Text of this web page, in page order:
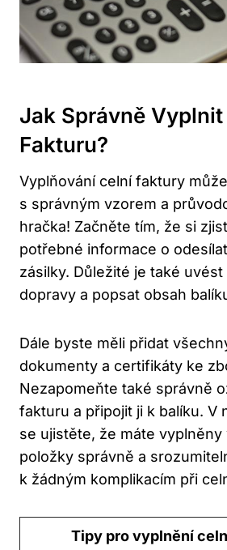
Jak Správně
Fakturu?
Vyplňování celní faktury
s správným vzorem a
hračka! Začněte tím, že si
potřebné informace o
zásilky. Důležité je také
dopravy a popsat obsah
Dále byste měli přidat
dokumenty a certifikáty ke
Nezapomeňte také správně
fakturu a připojit ji k balíku. V
se ujistěte, že máte
položky správně a
k žádným komplikacím při
Tipy pro vyplnění